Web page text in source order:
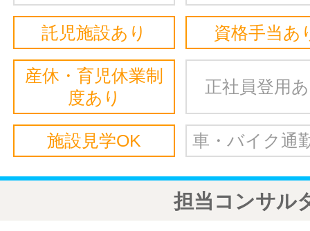
託児施設あり 資格手当あ
産休・育児休業制
度あり
正社員登用
施設見学OK 車・バイク通
担当コンサル